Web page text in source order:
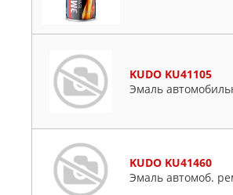
KUDO KU41105
Эмаль
KUDO KU41460
Эмаль автомоб.